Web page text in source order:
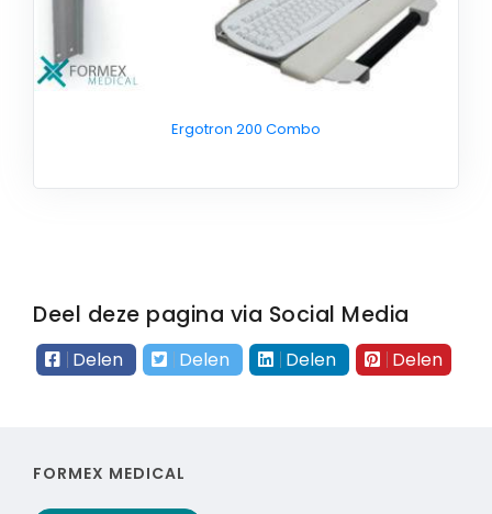
Ergotron 200 Combo
Deel deze pagina via Social Media
Delen Delen Delen Delen
FORMEX MEDICAL